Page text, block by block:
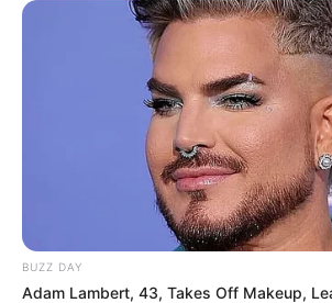
Disney’s Live-Action Simba Was
Cutest Lion Cub Ever
BUZZ DAY
Adam Lambert, 43, Takes Off Makeup,